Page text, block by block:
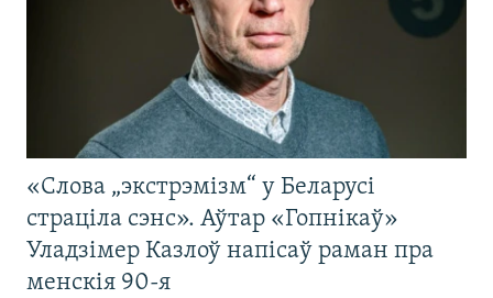
«Слова „экстрэмізм“ у Беларусі
страціла сэнс». Аўтар «Гопнікаў»
Уладзімер Казлоў напісаў раман пра
менскія 90-я